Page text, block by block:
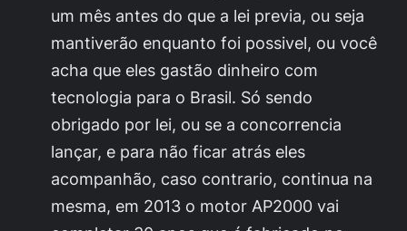
um mês antes do que a lei previa, ou seja
mantiverão enquanto foi possivel, ou você
acha que eles gastão dinheiro com
tecnologia para o Brasil. Só sendo
obrigado por lei, ou se a concorrencia
lançar, e para não ficar atrás eles
acompanhão, caso contrario, continua na
mesma, em 2013 o motor AP2000 vai